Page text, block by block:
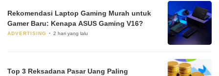
Rekomendasi Laptop Gaming Murah untuk
Gamer Baru: Kenapa ASUS Gaming V16?
ADVERTISING 2 hari yang lalu
Top 3 Reksadana Pasar Uang Paling